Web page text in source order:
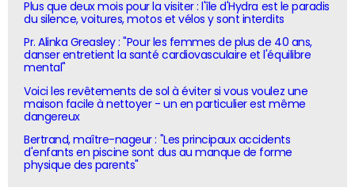
Plus que deux mois pour la visiter : l'île d'Hydra est le paradis
du silence, voitures, motos et vélos y sont interdits
Pr. Alinka Greasley : "Pour les femmes de plus de 40 ans,
danser entretient la santé cardiovasculaire et l'équilibre
mental"
Voici les revêtements de sol à éviter si vous voulez une
maison facile à nettoyer - un en particulier est même
dangereux
Bertrand, maître-nageur : "Les principaux accidents
d'enfants en piscine sont dus au manque de forme
physique des parents"